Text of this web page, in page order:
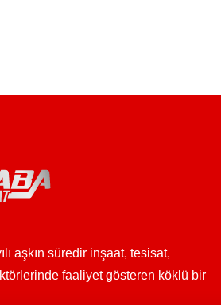
aşkın süredir inşaat, tesisat,
faaliyet gösteren köklü bir